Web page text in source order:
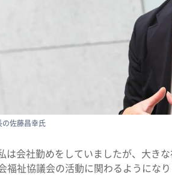
の佐藤昌幸氏
は会社勤めをしていましたが、大き
福祉協議会の活動に関わるようになり